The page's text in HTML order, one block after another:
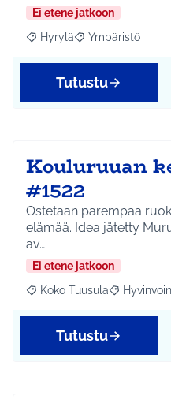
Ei etene jatkoon
Rajaa tulokset aihepiirin
Hyrylä Rajaa tulokset
Ympäristö
Tutustu
Kouluruuan
#1522
Ostetaan parempaa
elämää. Idea jätetty Murupuiston ja Kaffepaussin
av…
Ei etene jatkoon
Rajaa tulokset aihepiirin
Koko Tuusula Rajaa
Tutustu